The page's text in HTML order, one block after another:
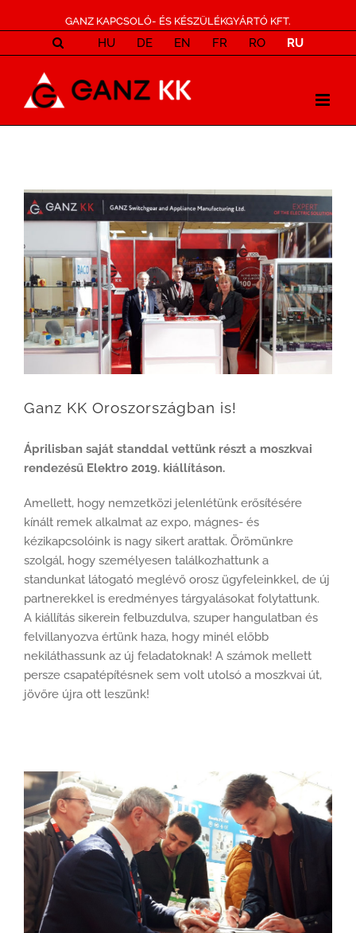
GANZ KAPCSOLÓ- ÉS KÉSZÜLÉKGYÁRTÓ KFT.
HU DE EN FR RO RU
View
Larger
Ganz KK Oroszországban is!
Áprilisban saját standdal vettünk részt a moszkvai
rendezésű Elektro 2019. kiállításon.
Amellett, hogy nemzetközi jelenlétünk erősítésére
kínált remek alkalmat az expo, mágnes- és
kézikapcsolóink is nagy sikert arattak. Örömünkre
szolgál, hogy személyesen találkozhattunk a
standunkat látogató meglévő orosz ügyfeleinkkel, de új
partnerekkel is eredményes tárgyalásokat folytattunk.
A kiállítás sikerein felbuzdulva, szuper hangulatban és
felvillanyozva értünk haza, hogy minél előbb
nekiláthassunk az új feladatoknak! A számok mellett
persze csapatépítésnek sem volt utolsó a moszkvai út,
jövőre újra ott leszünk!